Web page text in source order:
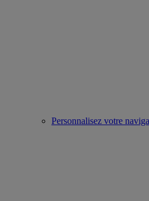
Personnalisez votre